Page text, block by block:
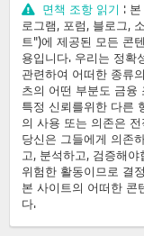
면책 조항 읽기 :
로그램, 포럼, 블로그,
트")에 제공된 모든 콘
용입니다. 우리는 정확
관련하여 어떠한 종류
츠의 어떤 부분도 금융
특정 신뢰를위한 다른
의 사용 또는 의존은
당신은 그들에게 의존
고, 분석하고, 검증해
위험한 활동이므로 결
본 사이트의 어떠한 콘
다.